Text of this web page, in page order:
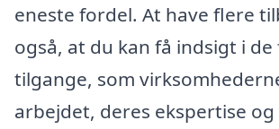
eneste fordel. At have flere
også, at du kan få indsigt i
tilgange, som
arbejdet, deres ekspertise